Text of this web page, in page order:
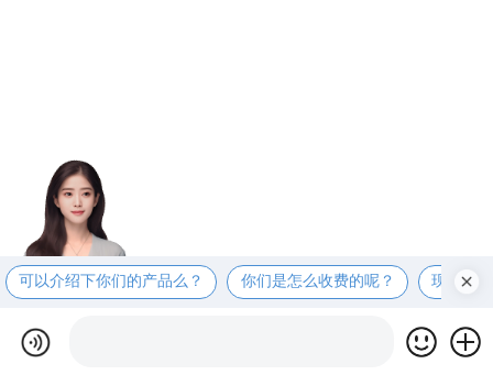
可以介绍下你们的产品么？ 你们是怎么收费的呢？ 现在有